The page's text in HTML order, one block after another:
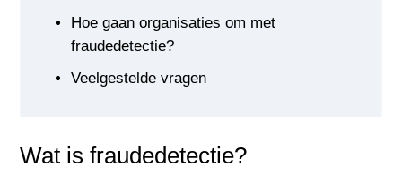
Hoe gaan organisaties om met
fraudedetectie?
Veelgestelde vragen
Wat is fraudedetectie?